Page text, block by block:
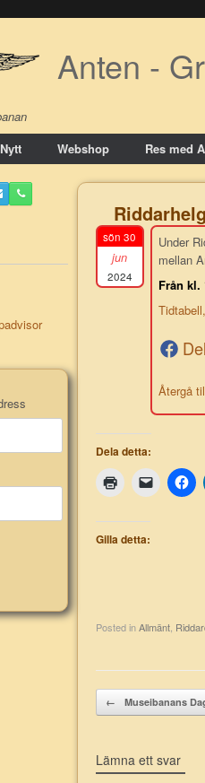
Anten -
Nytt Webshop Res med
Riddarhelg
sön 30
jun
2024
Under
mellan
Från kl.
Återgå
Dela detta:
Gilla detta:
Posted inAllmänt,
Post navigation
← Museibanans
Lämna ett svar